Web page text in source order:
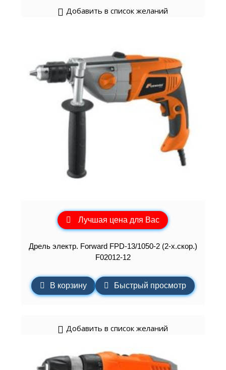
Добавить в список желаний
Лучшая цена для Вас
Дрель электр. Forward FPD-13/1050-2 (2-х.скор.)
F02012-12
В корзину Быстрый просмотр
Добавить в список желаний